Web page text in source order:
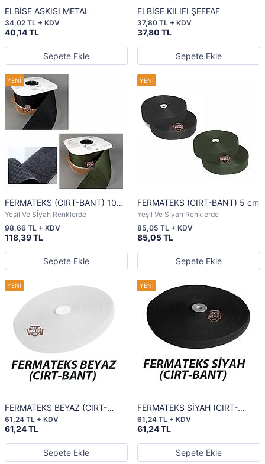
ELBİSE ASKISI METAL
40,14 TL
34,02 TL + KDV
Sepete Ekle
ELBİSE KILIFI ŞEFFAF
37,80 TL
37,80 TL + KDV
Sepete Ekle
FERMATEKS (CIRT-BANT) 10
cm
Yeşil Ve Sİyah Renklerde
118,39 TL
98,66 TL + KDV
Sepete Ekle
FERMATEKS (CIRT-BANT) 5 cm
Yeşil Ve Sİyah Renklerde
85,05 TL
85,05 TL + KDV
Sepete Ekle
FERMATEKS BEYAZ (CIRT-
BANT) 3 cm
61,24 TL
61,24 TL + KDV
Sepete Ekle
FERMATEKS SİYAH (CIRT-
BANT) 3 cm
61,24 TL
61,24 TL + KDV
Sepete Ekle